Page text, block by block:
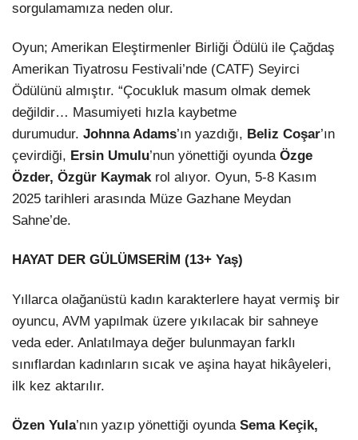
sorgulamamıza neden olur.
Oyun; Amerikan Eleştirmenler Birliği Ödülü ile Çağdaş
Amerikan Tiyatrosu Festivali’nde (CATF) Seyirci
Ödülünü almıştır. “Çocukluk masum olmak demek
değildir… Masumiyeti hızla kaybetme
durumudur. Johnna Adams’ın yazdığı, Beliz Coşar’ın
çevirdiği, Ersin Umulu’nun yönettiği oyunda Özge
Özder, Özgür Kaymakrol alıyor. Oyun, 5-8 Kasım
2025 tarihleri arasında Müze Gazhane Meydan
Sahne’de.
HAYAT DER GÜLÜMSERİM (13+ Yaş)
Yıllarca olağanüstü kadın karakterlere hayat vermiş bir
oyuncu, AVM yapılmak üzere yıkılacak bir sahneye
veda eder. Anlatılmaya değer bulunmayan farklı
sınıflardan kadınların sıcak ve aşina hayat hikâyeleri,
ilk kez aktarılır.
Özen Yula’nın yazıp yönettiği oyunda Sema Keçik,